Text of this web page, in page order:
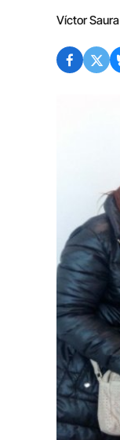
Víctor Saura